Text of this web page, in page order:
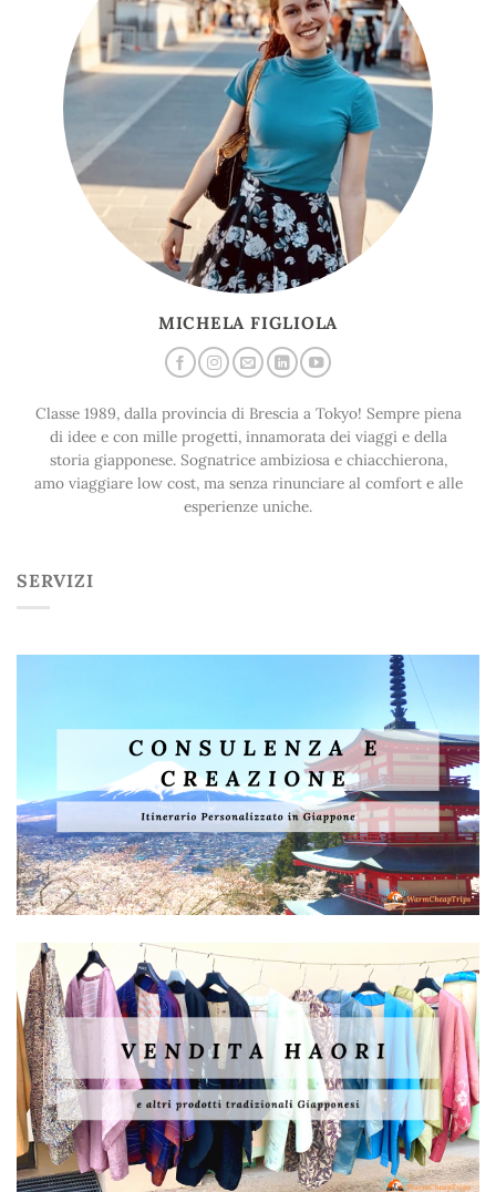
MICHELA FIGLIOLA
Classe 1989, dalla provincia di Brescia a Tokyo! Sempre piena
di idee e con mille progetti, innamorata dei viaggi e della
storia giapponese. Sognatrice ambiziosa e chiacchierona,
amo viaggiare low cost, ma senza rinunciare al comfort e alle
esperienze uniche.
SERVIZI